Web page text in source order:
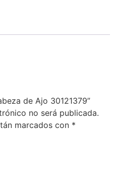
de Ajo 30121379”
no será publicada.
marcados con *